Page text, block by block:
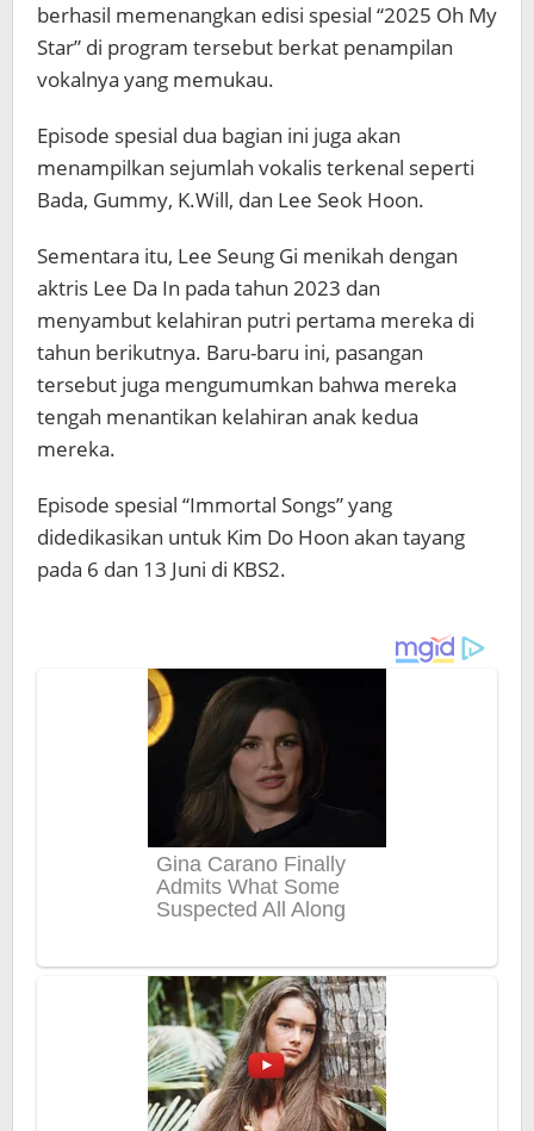
berhasil memenangkan edisi spesial “2025 Oh My
Star” di program tersebut berkat penampilan
vokalnya yang memukau.
Episode spesial dua bagian ini juga akan
menampilkan sejumlah vokalis terkenal seperti
Bada, Gummy, K.Will, dan Lee Seok Hoon.
Sementara itu, Lee Seung Gi menikah dengan
aktris Lee Da In pada tahun 2023 dan
menyambut kelahiran putri pertama mereka di
tahun berikutnya. Baru-baru ini, pasangan
tersebut juga mengumumkan bahwa mereka
tengah menantikan kelahiran anak kedua
mereka.
Episode spesial “Immortal Songs” yang
didedikasikan untuk Kim Do Hoon akan tayang
pada 6 dan 13 Juni di KBS2.